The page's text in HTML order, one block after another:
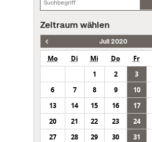
Zeitraum wählen
Juli 2020
Mo Di Mi Do Fr
1
2 3
6
7 8 9 10
13
14 15 16 17
20
21 22 23 24
27
28 29 30 31